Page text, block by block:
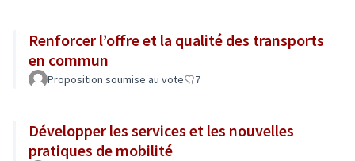
Renforcer l’offre et la qualité des transports
en commun
Proposition soumise au vote 7
Développer les services et les nouvelles
pratiques de mobilité